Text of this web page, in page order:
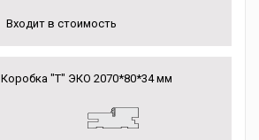
Входит в стоимость
Коробка "Т" ЭКО 2070*80*34 мм